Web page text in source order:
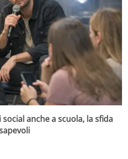
anche a scuola, la sfida